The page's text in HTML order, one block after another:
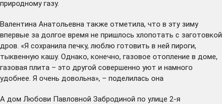
природному газу.
Валентина Анатольевна также отметила, что в эту зиму
впервые за долгое время не пришлось хлопотать с заготовкой
дров. «Я сохранила печку, люблю готовить в ней пироги,
тыквенную кашу. Однако, конечно, газовое отопление в доме,
газовая плита – это другой совершенно уют и намного
удобнее. Я очень довольна», – поделилась она
А дом Любови Павловной Забродиной по улице 2-я